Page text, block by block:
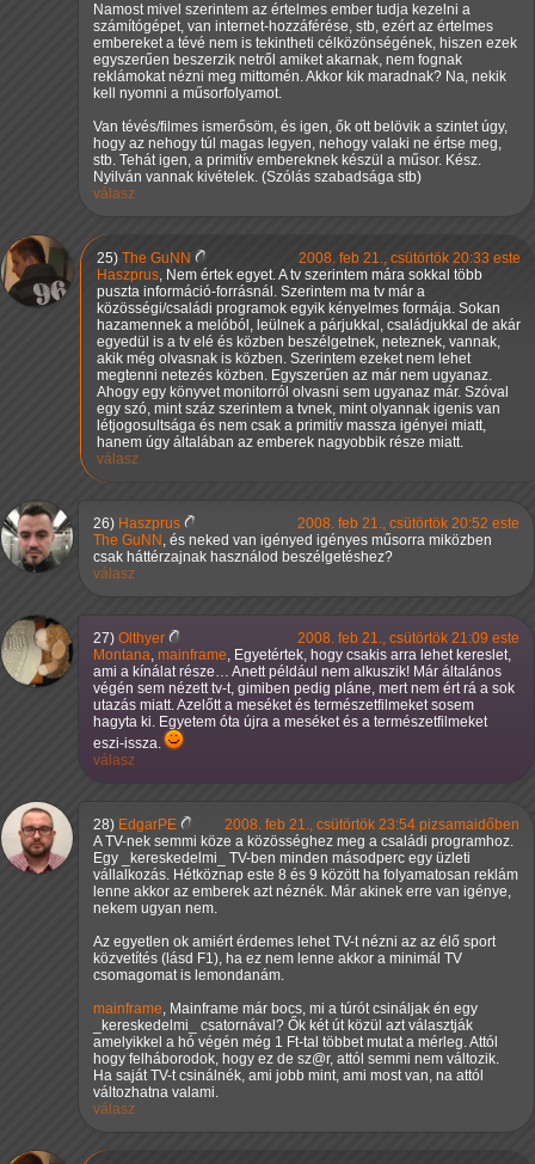
Namost mivel szerintem az értelmes ember tudja kezelni a
számítógépet, van internet-hozzáférése, stb, ezért az értelmes
embereket a tévé nem is tekintheti célközönségének, hiszen ezek
egyszerűen beszerzik netről amiket akarnak, nem fognak
reklámokat nézni meg mittomén. Akkor kik maradnak? Na, nekik
kell nyomni a műsorfolyamot.
Van tévés/filmes ismerősöm, és igen, ők ott belövik a szintet úgy,
hogy az nehogy túl magas legyen, nehogy valaki ne értse meg,
stb. Tehát igen, a primitív embereknek készül a műsor. Kész.
Nyilván vannak kivételek. (Szólás szabadsága stb)
válasz
25) The GuNN
2008. feb 21., csütörtök 20:33 este
Haszprus, Nem értek egyet. A tv szerintem mára sokkal több
puszta információ-forrásnál. Szerintem ma tv már a
közösségi/családi programok egyik kényelmes formája. Sokan
hazamennek a melóból, leülnek a párjukkal, családjukkal de akár
egyedül is a tv elé és közben beszélgetnek, neteznek, vannak,
akik még olvasnak is közben. Szerintem ezeket nem lehet
megtenni netezés közben. Egyszerűen az már nem ugyanaz.
Ahogy egy könyvet monitorról olvasni sem ugyanaz már. Szóval
egy szó, mint száz szerintem a tvnek, mint olyannak igenis van
létjogosultsága és nem csak a primitív massza igényei miatt,
hanem úgy általában az emberek nagyobbik része miatt.
válasz
26) Haszprus
2008. feb 21., csütörtök 20:52 este
The GuNN , és neked van igényed igényes műsorra miközben
csak háttérzajnak használod beszélgetéshez?
válasz
27) Olthyer
2008. feb 21., csütörtök 21:09 este
Montana, mainframe, Egyetértek, hogy csakis arra lehet kereslet,
ami a kínálat része… Anett például nem alkuszik! Már általános
végén sem nézett tv-t, gimiben pedig pláne, mert nem ért rá a sok
utazás miatt. Azelőtt a meséket és természetfilmeket sosem
hagyta ki. Egyetem óta újra a meséket és a természetfilmeket
eszi-issza.
válasz
28) EdgarPE
2008. feb 21., csütörtök 23:54 pizsamaidőben
A TV-nek semmi köze a közösséghez meg a családi programhoz.
Egy _kereskedelmi_ TV-ben minden másodperc egy üzleti
vállalkozás. Hétköznap este 8 és 9 között ha folyamatosan reklám
lenne akkor az emberek azt néznék. Már akinek erre van igénye,
nekem ugyan nem.
Az egyetlen ok amiért érdemes lehet TV-t nézni az az élő sport
közvetítés (lásd F1), ha ez nem lenne akkor a minimál TV
csomagomat is lemondanám.
mainframe, Mainframe már bocs, mi a túrót csináljak én egy
_kereskedelmi_ csatornával? Ők két út közül azt választják
amelyikkel a hó végén még 1 Ft-tal többet mutat a mérleg. Attól
hogy felháborodok, hogy ez de sz@r, attól semmi nem változik.
Ha saját TV-t csinálnék, ami jobb mint, ami most van, na attól
változhatna valami.
válasz